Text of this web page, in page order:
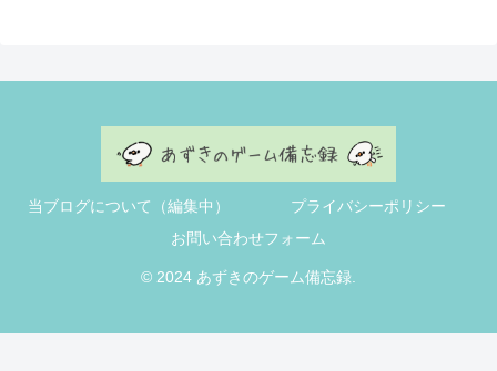
当ブログについて（編集中）
プライバシーポリシー
お問い合わせフォーム
© 2024 あずきのゲーム備忘録.